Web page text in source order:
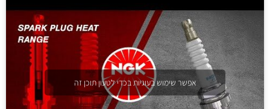
אפשר שימוש בעוגיות בכדי לטעון תוכן זה